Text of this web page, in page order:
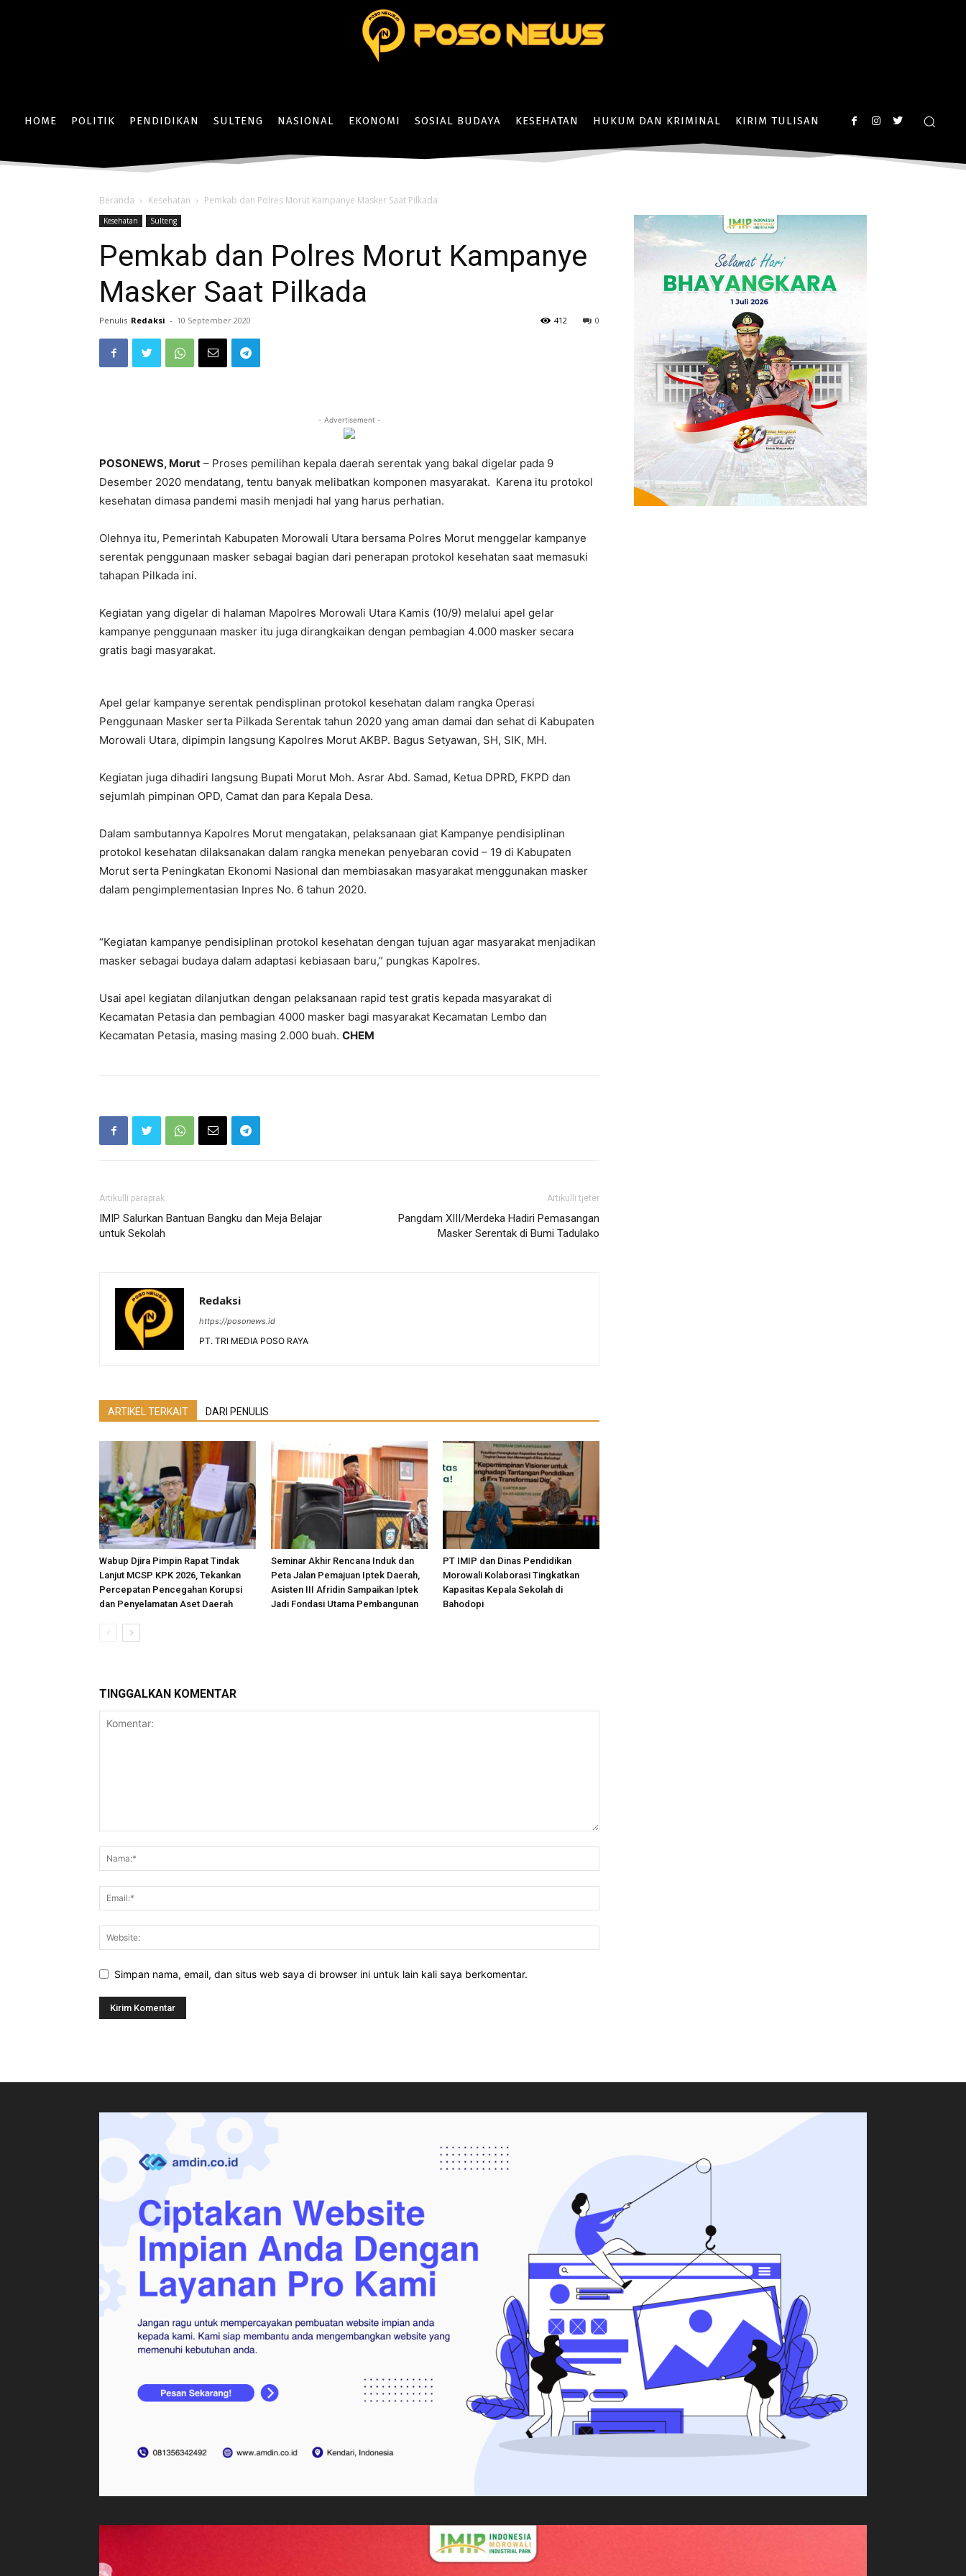
HOME POLITIK PENDIDIKAN SULTENG NASIONAL EKONOMI SOSIAL BUDAYA KESEHATAN HUKUM DAN KRIMINAL KIRIM TULISAN
Beranda Kesehatan Pemkab dan Polres Morut Kampanye Masker Saat Pilkada
Kesehatan Sulteng
Pemkab dan Polres Morut Kampanye
Masker Saat Pilkada
Penulis Redaksi - 10 September 2020 0
412
- Advertisement -
POSONEWS, Morut – Proses pemilihan kepala daerah serentak yang bakal digelar pada 9
Desember 2020 mendatang, tentu banyak melibatkan komponen masyarakat. Karena itu protokol
kesehatan dimasa pandemi masih menjadi hal yang harus perhatian.
Olehnya itu, Pemerintah Kabupaten Morowali Utara bersama Polres Morut menggelar kampanye
serentak penggunaan masker sebagai bagian dari penerapan protokol kesehatan saat memasuki
tahapan Pilkada ini.
Kegiatan yang digelar di halaman Mapolres Morowali Utara Kamis (10/9) melalui apel gelar
kampanye penggunaan masker itu juga dirangkaikan dengan pembagian 4.000 masker secara
gratis bagi masyarakat.
Apel gelar kampanye serentak pendisplinan protokol kesehatan dalam rangka Operasi
Penggunaan Masker serta Pilkada Serentak tahun 2020 yang aman damai dan sehat di Kabupaten
Morowali Utara, dipimpin langsung Kapolres Morut AKBP. Bagus Setyawan, SH, SIK, MH.
Kegiatan juga dihadiri langsung Bupati Morut Moh. Asrar Abd. Samad, Ketua DPRD, FKPD dan
sejumlah pimpinan OPD, Camat dan para Kepala Desa.
Dalam sambutannya Kapolres Morut mengatakan, pelaksanaan giat Kampanye pendisiplinan
protokol kesehatan dilaksanakan dalam rangka menekan penyebaran covid – 19 di Kabupaten
Morut serta Peningkatan Ekonomi Nasional dan membiasakan masyarakat menggunakan masker
dalam pengimplementasian Inpres No. 6 tahun 2020.
“Kegiatan kampanye pendisiplinan protokol kesehatan dengan tujuan agar masyarakat menjadikan
masker sebagai budaya dalam adaptasi kebiasaan baru,” pungkas Kapolres.
Usai apel kegiatan dilanjutkan dengan pelaksanaan rapid test gratis kepada masyarakat di
Kecamatan Petasia dan pembagian 4000 masker bagi masyarakat Kecamatan Lembo dan
Kecamatan Petasia, masing masing 2.000 buah. CHEM
Artikulli paraprak
IMIP Salurkan Bantuan Bangku dan Meja Belajar
untuk Sekolah
Artikulli tjetër
Pangdam XIII/Merdeka Hadiri Pemasangan
Masker Serentak di Bumi Tadulako
Redaksi
https://posonews.id
PT. TRI MEDIA POSO RAYA
ARTIKEL TERKAIT DARI PENULIS
Wabup Djira Pimpin Rapat Tindak
Lanjut MCSP KPK 2026, Tekankan
Percepatan Pencegahan Korupsi
dan Penyelamatan Aset Daerah
Seminar Akhir Rencana Induk dan
Peta Jalan Pemajuan Iptek Daerah,
Asisten III Afridin Sampaikan Iptek
Jadi Fondasi Utama Pembangunan
PT IMIP dan Dinas Pendidikan
Morowali Kolaborasi Tingkatkan
Kapasitas Kepala Sekolah di
Bahodopi
TINGGALKAN KOMENTAR
Simpan nama, email, dan situs web saya di browser ini untuk lain kali saya berkomentar.